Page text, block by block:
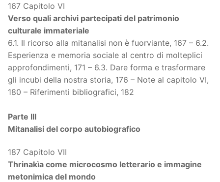
167 Capitolo VI
Verso quali archivi partecipati del patrimonio
culturale immateriale
6.1. Il ricorso alla mitanalisi non è fuorviante, 167 – 6.2.
Esperienza e memoria sociale al centro di molteplici
approfondimenti, 171 – 6.3. Dare forma e trasformare
gli incubi della nostra storia, 176 – Note al capitolo VI,
180 – Riferimenti bibliografici, 182
Parte III
Mitanalisi del corpo autobiografico
187 Capitolo VII
Thrinakìa come microcosmo letterario e immagine
metonimica del mondo